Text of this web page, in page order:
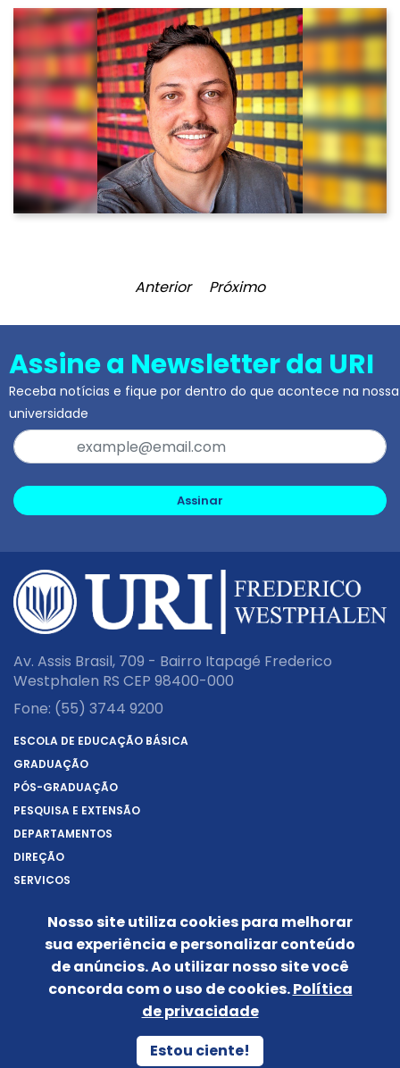
Anterior Próximo
Assine a Newsletter da URI
Receba notícias e fique por dentro do que acontece na nossa
universidade
Assinar
Av. Assis Brasil, 709 - Bairro Itapagé Frederico
Westphalen RS CEP 98400-000
Fone: (55) 3744 9200
ESCOLA DE EDUCAÇÃO BÁSICA
GRADUAÇÃO
PÓS-GRADUAÇÃO
PESQUISA E EXTENSÃO
DEPARTAMENTOS
DIREÇÃO
SERVIÇOS
REITORIA
NOTÍCIAS
CONHEÇA O CÂMPUS
IDENTIDADE VISUAL
POLÍTICA DE PRIVACIDADE
Siga-nos nas redes sociais:
Nosso site utiliza cookies para melhorar
sua experiência e personalizar conteúdo
de anúncios. Ao utilizar nosso site você
concorda com o uso de cookies.Política
de privacidade
Estou ciente!